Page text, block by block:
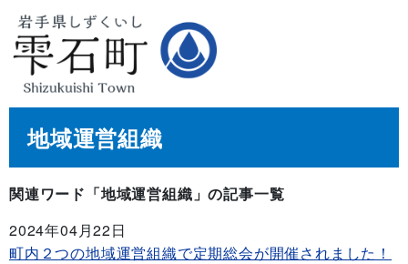
地域運営組織
関連ワード「地域運営組織」の記事一覧
2024年04月22日
町内２つの地域運営組織で定期総会が開催されました！